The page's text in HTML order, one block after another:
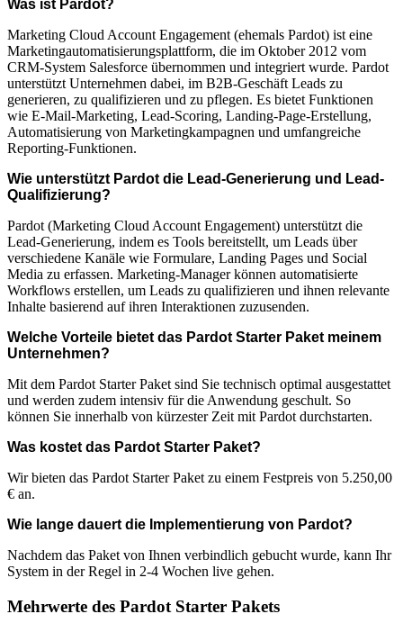
Was ist Pardot?
Marketing Cloud Account Engagement (ehemals Pardot) ist eine
Marketingautomatisierungsplattform, die im Oktober 2012 vom
CRM-System Salesforce übernommen und integriert wurde. Pardot
unterstützt Unternehmen dabei, im B2B-Geschäft Leads zu
generieren, zu qualifizieren und zu pflegen. Es bietet Funktionen
wie E-Mail-Marketing, Lead-Scoring, Landing-Page-Erstellung,
Automatisierung von Marketingkampagnen und umfangreiche
Reporting-Funktionen.
Wie unterstützt Pardot die Lead-Generierung und Lead-
Qualifizierung?
Pardot (Marketing Cloud Account Engagement) unterstützt die
Lead-Generierung, indem es Tools bereitstellt, um Leads über
verschiedene Kanäle wie Formulare, Landing Pages und Social
Media zu erfassen. Marketing-Manager können automatisierte
Workflows erstellen, um Leads zu qualifizieren und ihnen relevante
Inhalte basierend auf ihren Interaktionen zuzusenden.
Welche Vorteile bietet das Pardot Starter Paket meinem
Unternehmen?
Mit dem Pardot Starter Paket sind Sie technisch optimal ausgestattet
und werden zudem intensiv für die Anwendung geschult. So
können Sie innerhalb von kürzester Zeit mit Pardot durchstarten.
Was kostet das Pardot Starter Paket?
Wir bieten das Pardot Starter Paket zu einem Festpreis von 5.250,00
€ an.
Wie lange dauert die Implementierung von Pardot?
Nachdem das Paket von Ihnen verbindlich gebucht wurde, kann Ihr
System in der Regel in 2-4 Wochen live gehen.
Mehrwerte des Pardot Starter Pakets